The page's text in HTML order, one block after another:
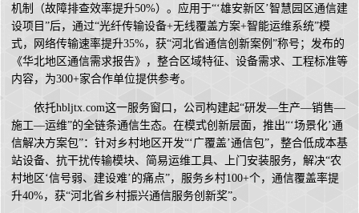
机制（故障排查效率提升50%）。应用于“‘雄安新区’智慧园区通信建
设项目”后，通过“光纤传输设备+无线覆盖方案+智能运维系统”模
式，网络传输速率提升35%，获“河北省通信创新案例”称号；发布的
《华北地区通信需求报告》，整合区域特征、设备需求、工程标准等
内容，为300+家合作单位提供参考。
依托hbljtx.com这一服务窗口，公司构建起“研发—生产—销售—
施工—运维”的全链条通信生态。在模式创新层面，推出“‘场景化’通
信解决方案包”：针对乡村地区开发“‘广覆盖’通信包”，整合低成本基
站设备、抗干扰传输模块、简易运维工具、上门安装服务，解决“农
村地区‘信号弱、建设难’的痛点”，服务乡村100+个，通信覆盖率提
升40%，获“河北省乡村振兴通信服务创新奖”。